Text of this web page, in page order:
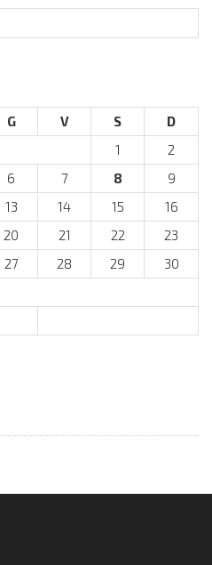
G V S D
1
2
6 7 8
9
13 14 15
16
20 21 22
23
27 28 29
30